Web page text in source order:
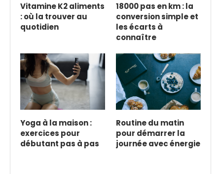
Vitamine K2 aliments
: où la trouver au
quotidien
18000 pas en km : la
conversion simple et
les écarts à
connaître
Yoga à la maison :
exercices pour
débutant pas à pas
Routine du matin
pour démarrer la
journée avec énergie